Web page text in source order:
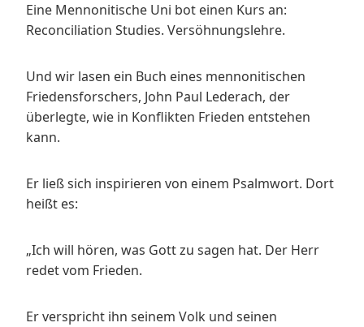
Eine Mennonitische Uni bot einen Kurs an:
Reconciliation Studies. Versöhnungslehre.
Und wir lasen ein Buch eines mennonitischen
Friedensforschers, John Paul Lederach, der
überlegte, wie in Konflikten Frieden entstehen
kann.
Er ließ sich inspirieren von einem Psalmwort. Dort
heißt es:
„Ich will hören, was Gott zu sagen hat. Der Herr
redet vom Frieden.
Er verspricht ihn seinem Volk und seinen